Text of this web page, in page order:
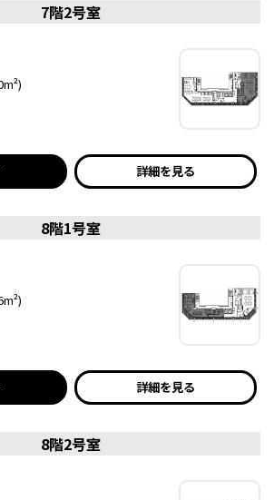
7階2号室
詳細を見る
8階1号室
詳細を見る
8階2号室